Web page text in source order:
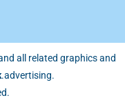
all related graphics and
.advertising.